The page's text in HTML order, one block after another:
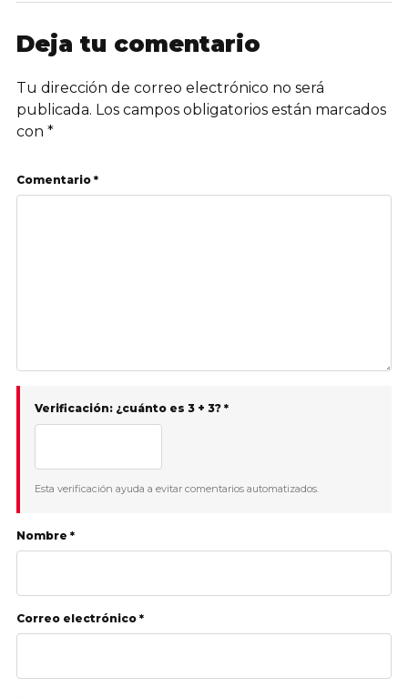
Deja tu comentario
Tu dirección de correo electrónico no será
publicada. Los campos obligatorios están marcados
con *
Comentario *
Verificación: ¿cuánto es 3 + 3? *
Esta verificación ayuda a evitar comentarios automatizados.
Nombre *
Correo electrónico *